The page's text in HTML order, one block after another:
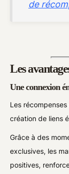
de
Les
Une connexion
Les
création de liens
Grâce à des
exclusives, les
positives,